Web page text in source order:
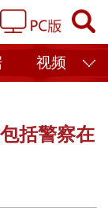
视频
括警察在